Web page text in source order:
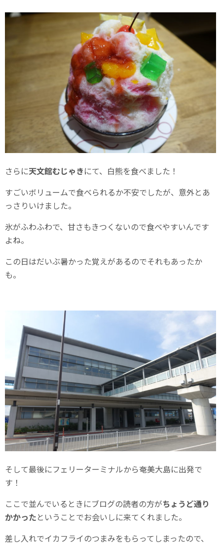
さらに天文館むじゃきにて、白熊を食べました！
すごいボリュームで食べられるか不安でしたが、意外とあ
っさりいけました。
氷がふわふわで、甘さもきつくないので食べやすいんです
よね。
この日はだいぶ暑かった覚えがあるのでそれもあったか
も。
そして最後にフェリーターミナルから奄美大島に出発で
す！
ここで並んでいるときにブログの読者の方がちょうど通り
かかったということでお会いしに来てくれました。
差し入れでイカフライのつまみをもらってしまったので、